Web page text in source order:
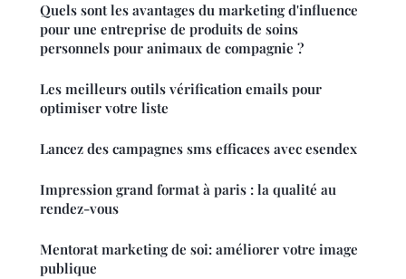
Quels sont les avantages du marketing d'influence
pour une entreprise de produits de soins
personnels pour animaux de compagnie ?
Les meilleurs outils vérification emails pour
optimiser votre liste
Lancez des campagnes sms efficaces avec esendex
Impression grand format à paris : la qualité au
rendez-vous
Mentorat marketing de soi: améliorer votre image
publique